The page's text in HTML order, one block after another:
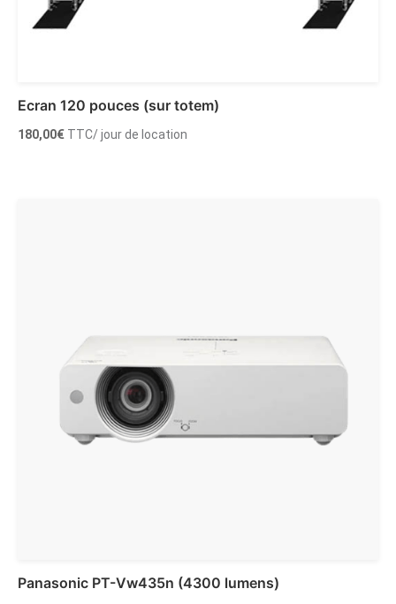
Ecran 120 pouces (sur totem)
180,00€ TTC/ jour de location
Panasonic PT-Vw435n (4300 lumens)